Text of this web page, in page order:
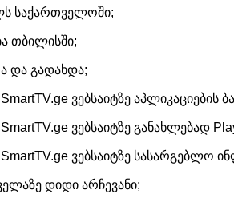
საქართველოში;
თბილისში;
და გადახდა;
ვებსაიტზე აპლიკაციების
ვებსაიტზე განახლებად
ვებსაიტზე სასარგებლო
დიდი არჩევანი;